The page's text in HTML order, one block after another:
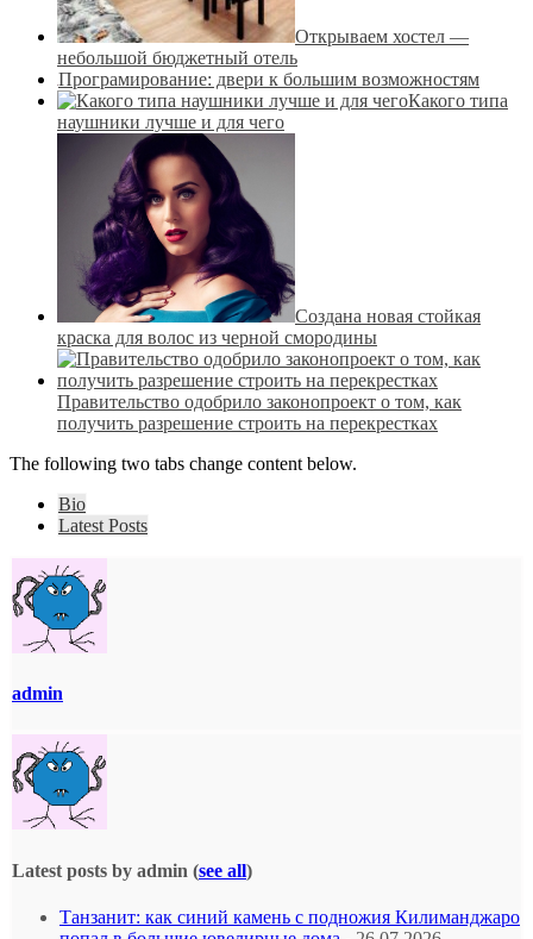
Открываем хостел —
небольшой бюджетный отель
Програмирование: двери к большим возможностям
Какого типа
наушники лучше и для чего
Создана новая стойкая
краска для волос из черной смородины
Правительство одобрило законопроект о том, как
получить разрешение строить на перекрестках
The following two tabs change content below.
Bio
Latest Posts
admin
Latest posts by admin (see all)
Танзанит: как синий камень с подножия Килиманджаро